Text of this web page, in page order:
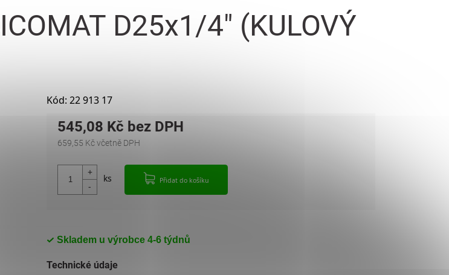
D25x1/4" (KULOVÝ
Skladem u výrobce 4-6 týdnů
545,08 Kč
659,55 Kč včetně DPH
Přidat do košíku
Kód: 22 913 17
Technické údaje